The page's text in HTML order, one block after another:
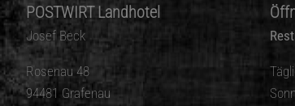
POSTWIRT Landhotel
Josef Beck
Rosenau 48
94481 Grafenau